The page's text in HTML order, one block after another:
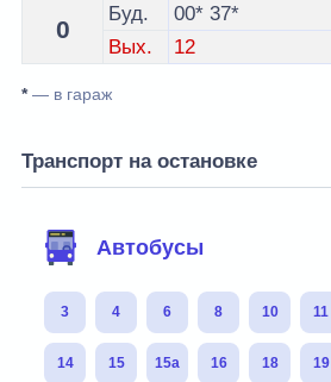
0
Буд. 00* 37*
Вых.
12
*— в гараж
Транспорт на остановке
Автобусы
3 4 6 8 10 11
14 15 15а 16 18 19